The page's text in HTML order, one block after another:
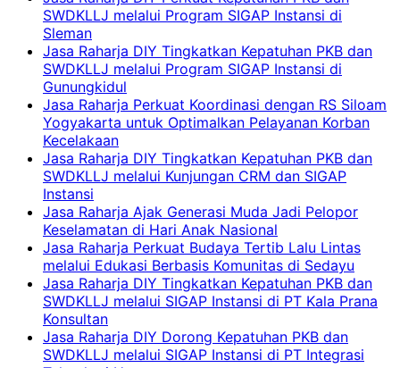
SWDKLLJ melalui Program SIGAP Instansi di
Sleman
Jasa Raharja DIY Tingkatkan Kepatuhan PKB dan
SWDKLLJ melalui Program SIGAP Instansi di
Gunungkidul
Jasa Raharja Perkuat Koordinasi dengan RS Siloam
Yogyakarta untuk Optimalkan Pelayanan Korban
Kecelakaan
Jasa Raharja DIY Tingkatkan Kepatuhan PKB dan
SWDKLLJ melalui Kunjungan CRM dan SIGAP
Instansi
Jasa Raharja Ajak Generasi Muda Jadi Pelopor
Keselamatan di Hari Anak Nasional
Jasa Raharja Perkuat Budaya Tertib Lalu Lintas
melalui Edukasi Berbasis Komunitas di Sedayu
Jasa Raharja DIY Tingkatkan Kepatuhan PKB dan
SWDKLLJ melalui SIGAP Instansi di PT Kala Prana
Konsultan
Jasa Raharja DIY Dorong Kepatuhan PKB dan
SWDKLLJ melalui SIGAP Instansi di PT Integrasi